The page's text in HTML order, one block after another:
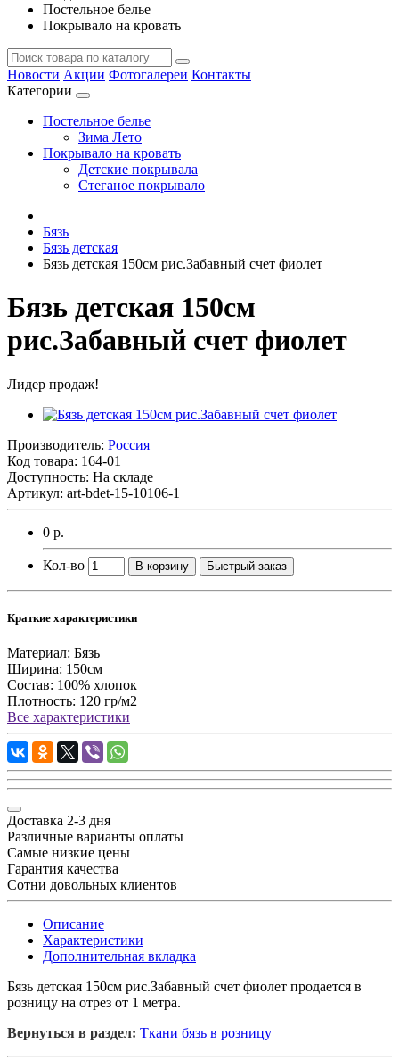
Постельное белье
Покрывало на кровать
Новости Акции Фотогалереи Контакты
Категории
Постельное белье
Зима Лето
Покрывало на кровать
Детские покрывала
Стеганое покрывало
Бязь
Бязь детская
Бязь детская 150см рис.Забавный счет фиолет
Бязь детская 150см
рис.Забавный счет фиолет
Лидер продаж!
Производитель: Россия
Код товара: 164-01
Доступность: На складе
Артикул: art-bdet-15-10106-1
0 р.
Кол-во В корзину Быстрый заказ
Краткие характеристики
Материал: Бязь
Ширина: 150см
Состав: 100% хлопок
Плотность: 120 гр/м2
Все характеристики
Доставка 2-3 дня
Различные варианты оплаты
Самые низкие цены
Гарантия качества
Сотни довольных клиентов
Описание
Характеристики
Дополнительная вкладка
Бязь детская 150см рис.Забавный счет фиолет продается в
розницу на отрез от 1 метра.
Вернуться в раздел: Ткани бязь в розницу